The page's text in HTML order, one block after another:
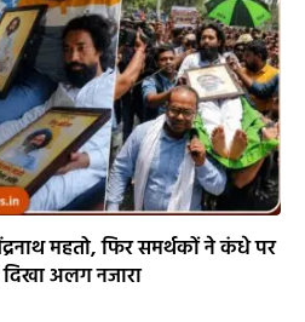
महतो, फिर समर्थकों ने कंधे पर
अलग नजारा